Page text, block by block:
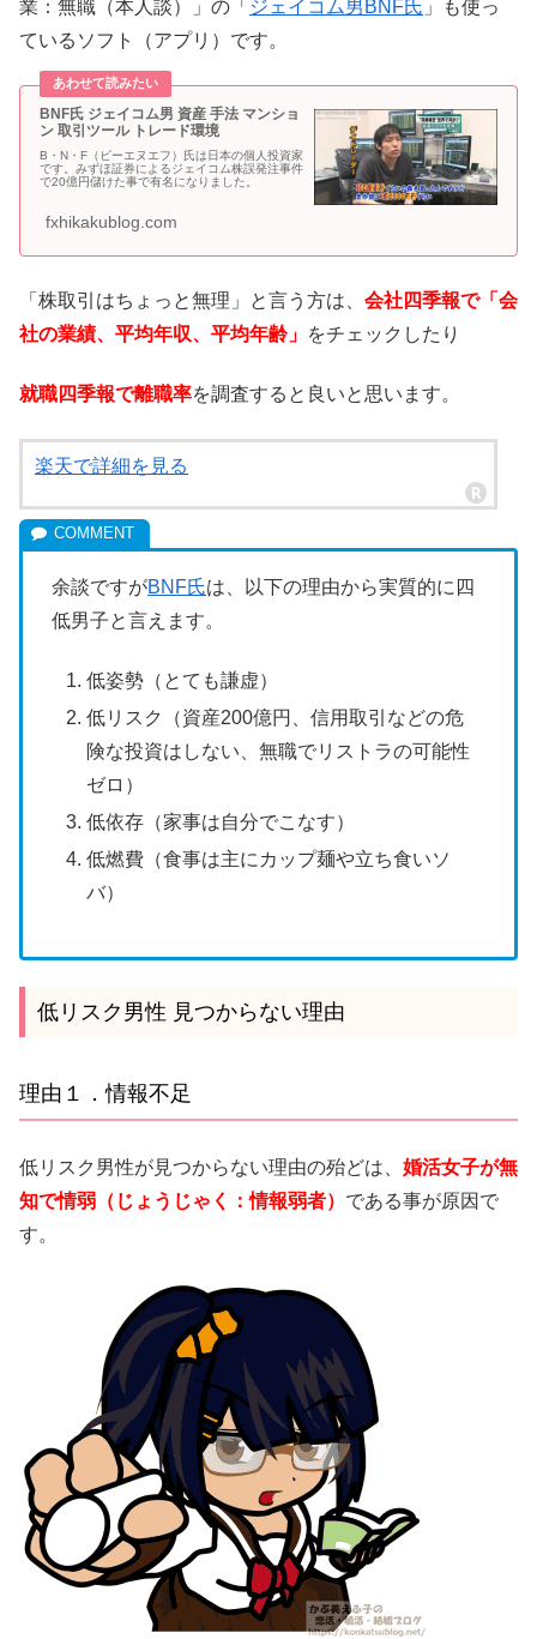
業：無職（本人談）」の「 ジェイコム男BNF氏 」も使っ
ているソフト（アプリ）です。
BNF氏 ジェイコム男 資産 手法 マンショ
ン 取引ツール トレード環境
B・N・F（ビーエヌエフ）氏は日本の個人投資家
です。みずほ証券によるジェイコム株誤発注事件
で20億円儲けた事で有名になりました。
fxhikakublog.com
「株取引はちょっと無理」と言う方は、 会社四季報で「会
社の業績、平均年収、平均年齢」 をチェックしたり
就職四季報で離職率を調査すると良いと思います。
楽天で詳細を見る
余談ですがBNF氏は、以下の理由から実質的に四
低男子と言えます。
低姿勢（とても謙虚）
低リスク（資産200億円、信用取引などの危
険な投資はしない、無職でリストラの可能性
ゼロ）
低依存（家事は自分でこなす）
低燃費（食事は主にカップ麺や立ち食いソ
バ）
低リスク男性 見つからない理由
理由１．情報不足
低リスク男性が見つからない理由の殆どは、 婚活女子が無
知で情弱（じょうじゃく：情報弱者） である事が原因で
す。